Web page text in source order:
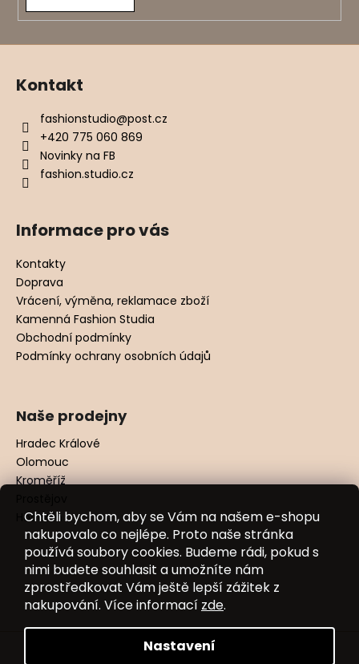
Chtěli bychom, aby se Vám na našem e-shopu
nakupovalo co nejlépe. Proto naše stránka
používá soubory cookies. Budeme rádi, pokud s
nimi budete souhlasit a umožníte nám
zprostředkovat Vám ještě lepší zážitek z
nakupování. Více informací zde.
Nastavení
Kontakt
fashionstudio@post.cz
+420 775 060 869
Novinky na FB
fashion.studio.cz
Informace pro vás
Kontakty
Doprava
Vrácení, výměna, reklamace zboží
Kamenná Fashion Studia
Obchodní podmínky
Podmínky ochrany osobních údajů
Naše prodejny
Hradec Králové
Olomouc
Kroměříž
Hodonín
Vytvořil Shoptet